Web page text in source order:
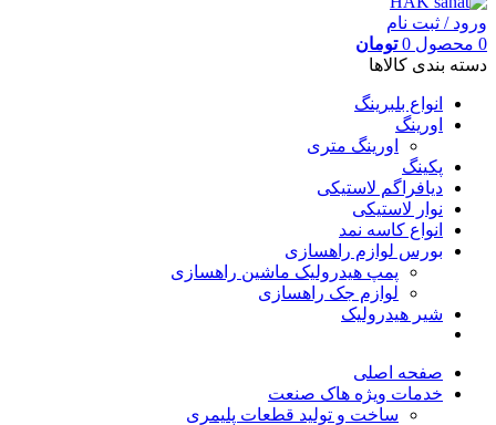
ورود / ثبت نام
0 محصول 0 تومان
دسته بندی کالاها
انواع بلبرینگ
اورینگ
اورینگ متری
پکینگ
دیافراگم لاستیکی
نوار لاستیکی
انواع کاسه نمد
بورس لوازم راهسازی
پمپ هیدرولیک ماشین راهسازی
لوازم جک راهسازی
شیر هیدرولیک
صفحه اصلی
خدمات ویژه هاک صنعت
ساخت و تولید قطعات پلیمری